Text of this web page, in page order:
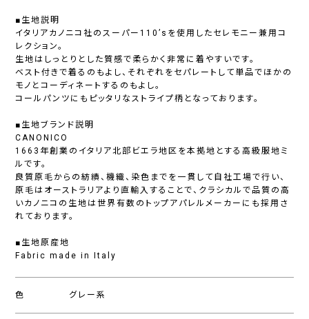
■生地説明
イタリアカノニコ社のスーパー110’sを使用したセレモニー兼用コ
レクション。
生地はしっとりとした質感で柔らかく非常に着やすいです。
ベスト付きで着るのもよし、それぞれをセパレートして単品でほかの
モノとコーディネートするのもよし。
コールパンツにもピッタリなストライプ柄となっております。
■生地ブランド説明
CANONICO
1663年創業のイタリア北部ビエラ地区を本拠地とする高級服地ミ
ルです。
良質原毛からの紡績、機織、染色までを一貫して自社工場で行い、
原毛はオーストラリアより直輸入することで、クラシカルで品質の高
いカノニコの生地は世界有数のトップアパレルメーカーにも採用さ
れております。
■生地原産地
Fabric made in Italy
色 グレー系